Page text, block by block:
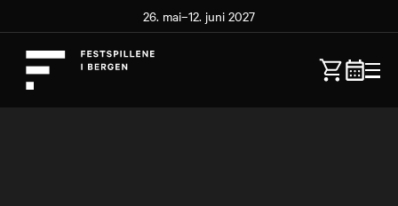
26. mai–12. juni 2027